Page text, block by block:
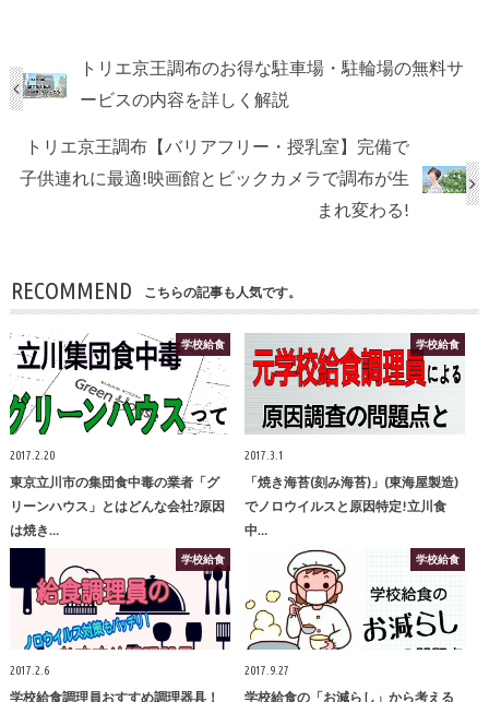
トリエ京王調布のお得な駐車場・駐輪場の無料サ
ービスの内容を詳しく解説
トリエ京王調布【バリアフリー・授乳室】完備で
子供連れに最適!映画館とビックカメラで調布が生
まれ変わる!
RECOMMEND こちらの記事も人気です。
学校給食
2017.2.20
東京立川市の集団食中毒の業者「グ
リーンハウス」とはどんな会社?原因
は焼き…
学校給食
2017.3.1
「焼き海苔(刻み海苔)」(東海屋製造)
でノロウイルスと原因特定!立川食
中…
学校給食
2017.2.6
学校給食調理員おすすめ調理器具！
学校給食
2017.9.27
学校給食の「お減らし」から考える